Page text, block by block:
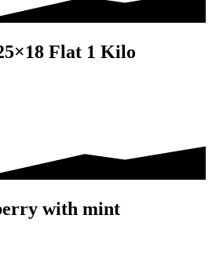
Flat 1 Kilo
with mint